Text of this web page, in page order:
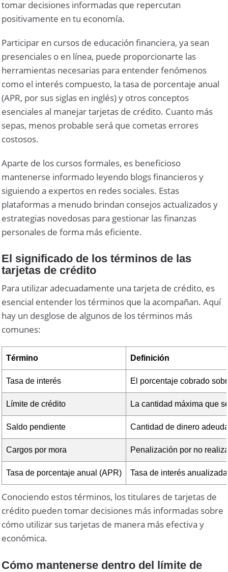
tomar decisiones informadas que repercutan
positivamente en tu economía.
Participar en cursos de educación financiera, ya sean
presenciales o en línea, puede proporcionarte las
herramientas necesarias para entender fenómenos
como el interés compuesto, la tasa de porcentaje anual
(APR, por sus siglas en inglés) y otros conceptos
esenciales al manejar tarjetas de crédito. Cuanto más
sepas, menos probable será que cometas errores
costosos.
Aparte de los cursos formales, es beneficioso
mantenerse informado leyendo blogs financieros y
siguiendo a expertos en redes sociales. Estas
plataformas a menudo brindan consejos actualizados y
estrategias novedosas para gestionar las finanzas
personales de forma más eficiente.
El significado de los términos de las
tarjetas de crédito
Para utilizar adecuadamente una tarjeta de crédito, es
esencial entender los términos que la acompañan. Aquí
hay un desglose de algunos de los términos más
comunes:
Término Definición
Tasa de interés El porcentaje cobrado
Límite de crédito La cantidad máxima que
Saldo pendiente Cantidad de dinero
Cargos por mora Penalización por no
Tasa de porcentaje anual (APR) Tasa de interés
Conociendo estos términos, los titulares de tarjetas de
crédito pueden tomar decisiones más informadas sobre
cómo utilizar sus tarjetas de manera más efectiva y
económica.
Cómo mantenerse dentro del límite de